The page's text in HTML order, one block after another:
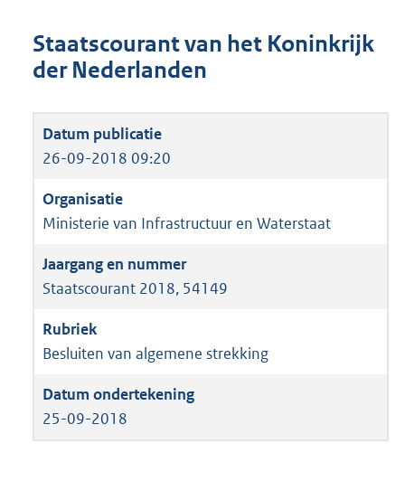
Staatscourant van het Koninkrijk
der Nederlanden
26-09-2018 09:20
Ministerie van Infrastructuur en Waterstaat
Staatscourant 2018, 54149
Besluiten van algemene strekking
25-09-2018